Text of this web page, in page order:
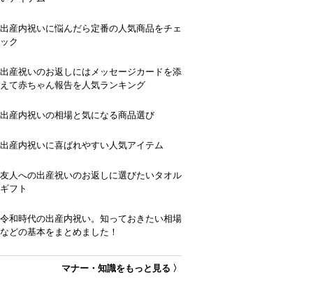
出産内祝いに悩んだら定番の人気商品をチェ
ック
出産祝いのお返しにはメッセージカードを添
えて赤ちゃん報告を人気ランキング
出産内祝いの相場と気になる商品選び
出産内祝いに喜ばれやすい人気アイテム
友人への出産祝いのお返しに選びたいタオル
ギフト
令和時代の出産内祝い。知っておきたい相場
などの基本をまとめました！
マナー・知識をもっと見る 〉